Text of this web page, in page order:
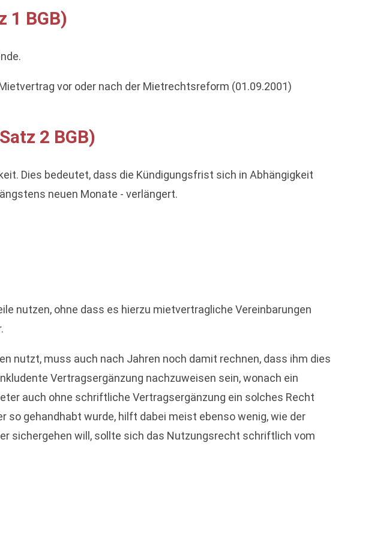
1 BGB)
vor oder nach der Mietrechtsreform (01.09.2001)
2 BGB)
Dies bedeutet, dass die Kündigungsfrist sich in Abhängigkeit
neuen Monate - verlängert.
nutzen, ohne dass es hierzu mietvertragliche Vereinbarungen
nutzt, muss auch nach Jahren noch damit rechnen, dass ihm dies
Vertragsergänzung nachzuweisen sein, wonach ein
auch ohne schriftliche Vertragsergänzung ein solches Recht
so gehandhabt wurde, hilft dabei meist ebenso wenig, wie der
sichergehen will, sollte sich das Nutzungsrecht schriftlich vom